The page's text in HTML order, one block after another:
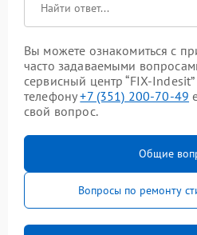
Вы можете ознакомиться с
часто задаваемыми
сервисный центр “FIX-
телефону+7 (351) 200-70-49
свой вопрос.
Общие
Вопросы по ремонту